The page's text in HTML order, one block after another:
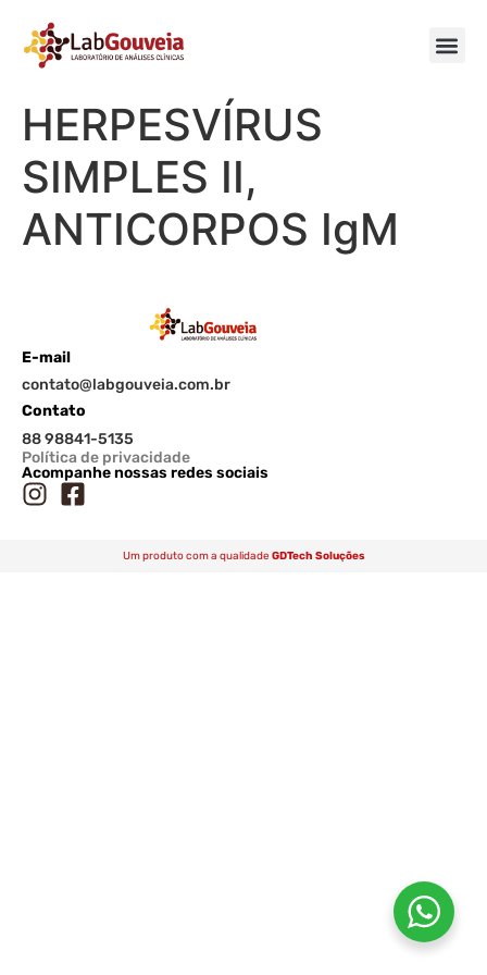
HERPESVÍRUS
SIMPLES II,
ANTICORPOS IgM
E-mail
contato@labgouveia.com.br
Contato
88 98841-5135
Política de privacidade
Acompanhe nossas redes sociais
Um produto com a qualidade GDTech Soluções